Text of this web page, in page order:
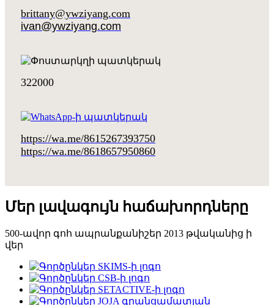
brittany@ywziyang.com
ivan@ywziyang.com
322000
https://wa.me/8615267393750
https://wa.me/8618657950860
Մեր լավագույն հաճախորդները
500-ավոր գոհ ապրանքանիշեր 2013 թվականից ի
վեր